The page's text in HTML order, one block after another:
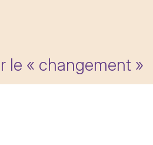
le « changement »